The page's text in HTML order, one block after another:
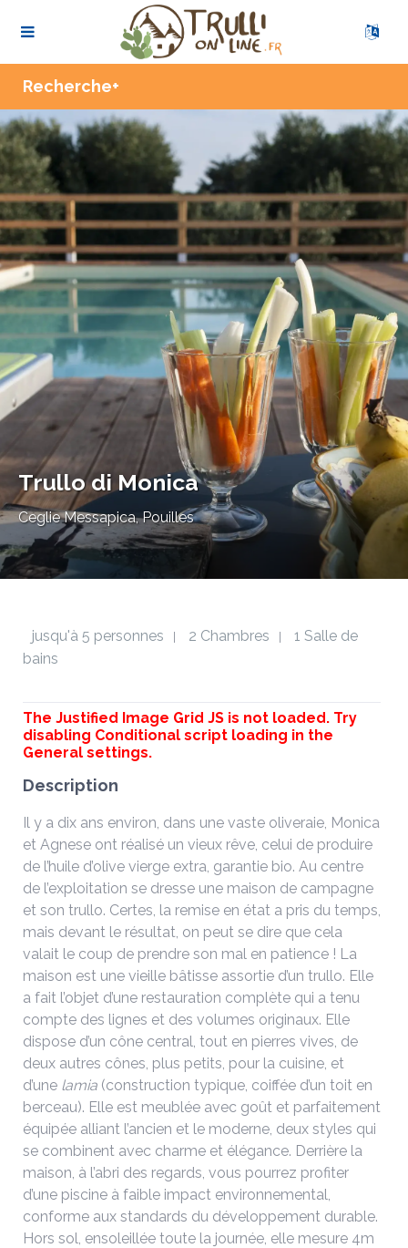
Recherche+
Trullo di Monica
Ceglie Messapica, Pouilles
jusqu'à 5 personnes 2 Chambres
1 Salle de
bains
The Justified Image Grid JS is not loaded. Try
disabling Conditional script loading in the
General settings.
Description
Il y a dix ans environ, dans une vaste oliveraie, Monica
et Agnese ont réalisé un vieux rêve, celui de produire
de l’huile d’olive vierge extra, garantie bio. Au centre
de l’exploitation se dresse une maison de campagne
et son trullo. Certes, la remise en état a pris du temps,
mais devant le résultat, on peut se dire que cela
valait le coup de prendre son mal en patience ! La
maison est une vieille bâtisse assortie d’un trullo. Elle
a fait l’objet d’une restauration complète qui a tenu
compte des lignes et des volumes originaux. Elle
dispose d’un cône central, tout en pierres vives, de
deux autres cônes, plus petits, pour la cuisine, et
d’une lamia (construction typique, coiffée d’un toit en
berceau). Elle est meublée avec goût et parfaitement
équipée alliant l’ancien et le moderne, deux styles qui
se combinent avec charme et élégance. Derrière la
maison, à l’abri des regards, vous pourrez profiter
d’une piscine à faible impact environnemental,
conforme aux standards du développement durable.
Hors sol, ensoleillée toute la journée, elle mesure 4m